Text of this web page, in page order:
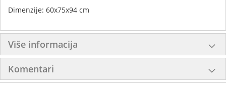
Dimenzije: 60x75x94 cm
Više informacija
Komentari